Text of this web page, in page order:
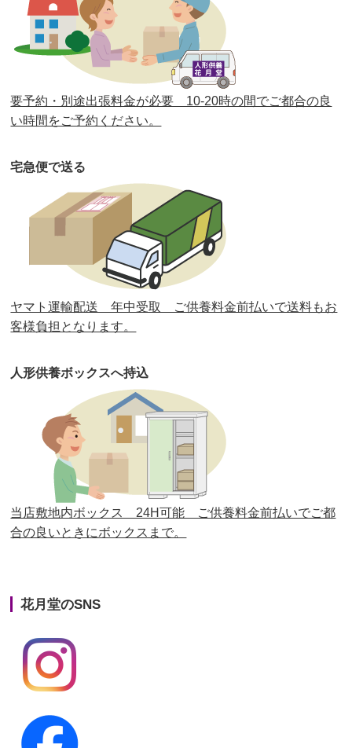
第38回人形供養祭 令和2年8月26日(水)
第37回人形供養祭 令和2年6月8日(月)
第36回人形供養祭 令和2年4月16日(木)
第35回人形供養祭令和2年2月13日(木)
第33回人形供養祭
第32回人形供養祭 令和元年6月12日(水)
第31回人形供養祭 平成31年3月13日(水)
第30回人形供養祭平成30年11月28日(水)
第29回人形供養祭平成30年5月23日(水)
第27回人形供養祭平成29年6月14日(水)
第26回人形供養祭平成28年12月15日(木)
第25回人形供養祭 平成28年6月16日(木)
第24回人形供養祭 平成27年11月27日
第23回人形供養祭平成26年12月5日
第22回人形供養祭平成26年4月28日
第20回人形供養祭
第19回人形供養祭
第18回人形供養祭
第16回人形供養祭
要予約・別途出張料金が必要 10-20時の間でご都合の良
い時間をご予約ください。
宅急便で送る
ヤマト運輸配送 年中受取 ご供養料金前払いで送料もお
客様負担となります。
人形供養ボックスへ持込
当店敷地内ボックス 24H可能 ご供養料金前払いでご都
合の良いときにボックスまで。
花月堂のSNS